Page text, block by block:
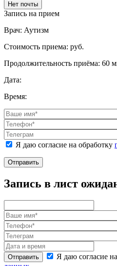
Нет почты
Запись на прием
Врач: Аутизм
Стоимость приема: руб.
Продолжительность приёма: 60
Дата:
Время:
Я даю согласие на обработку
Отправить
Запись в лист
Отправить Я даю согласие